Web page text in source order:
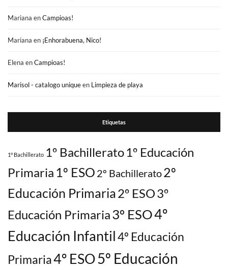
Mariana enCampioas!
Mariana en ¡Enhorabuena, Nico!
Elena enCampioas!
Marisol - catalogo uniqueen Limpieza de playa
Etiquetas
1° Bachillerato 1º Bachillerato1º Educación
Primaria 1º ESO 2º Bachillerato2º
Educación Primaria2º ESO3º
Educación Primaria3º ESO4º
Educación Infantil4º Educación
Primaria4º ESO5º Educación